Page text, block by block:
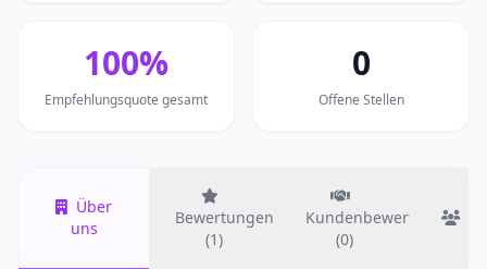
100%
Empfehlungsquote gesamt
0
Offene Stellen
Über
uns
Bewertungen
(1)
Kundenbewertungen
(0)